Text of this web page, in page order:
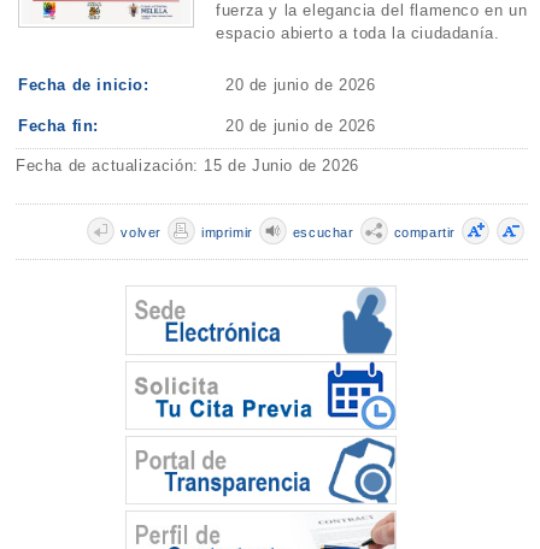
fuerza y la elegancia del flamenco en un
espacio abierto a toda la ciudadanía.
Fecha de inicio: 20 de junio de 2026
Fecha fin: 20 de junio de 2026
Fecha de actualización: 15 de Junio de 2026
compartir
escuchar
imprimir
volver